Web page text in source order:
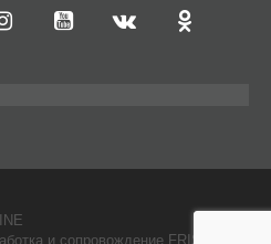
и сопровождение FRISH & С